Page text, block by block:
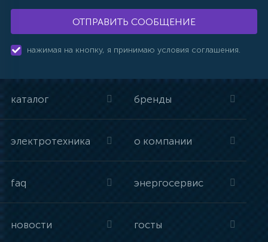
ОТПРАВИТЬ СООБЩЕНИЕ
нажимая на кнопку, я принимаю условия соглашения.
каталог бренды
электротехника о компании
faq энергосервис
новости госты